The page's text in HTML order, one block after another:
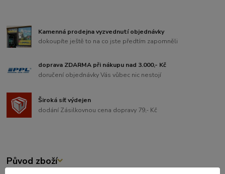
Kamenná prodejna vyzvednutí objednávky
dokoupíte ještě to na co jste předtím zapomněli
doprava ZDARMA při nákupu nad 3.000,- Kč
doručení objednávky Vás vůbec nic nestojí
Široká síť výdejen
dodání Zásilkovnou cena dopravy 79,- Kč
Původ zboží